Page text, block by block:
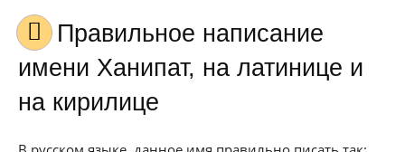
Правильное написание
имени Ханипат, на латинице и
на кирилице